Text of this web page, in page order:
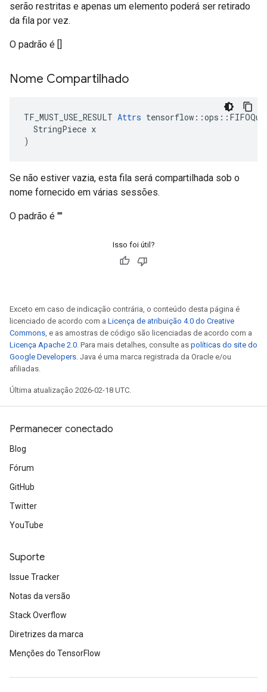
serão restritas e apenas um elemento poderá ser retirado
da fila por vez.
O padrão é []
Nome Compartilhado
TF_MUST_USE_RESULT Attrs
  StringPiece x
)
Se não estiver vazia, esta fila será compartilhada sob o
nome fornecido em várias sessões.
O padrão é ""
Isso foi útil?
Exceto em caso de indicação contrária, o conteúdo desta página é
licenciado de acordo com a Licença de atribuição 4.0 do Creative
Commons, e as amostras de código são licenciadas de acordo com a
Licença Apache 2.0. Para mais detalhes, consulte as políticas do site do
Google Developers. Java é uma marca registrada da Oracle e/ou
afiliadas.
Última atualização 2026-02-18 UTC.
Permanecer conectado
Blog
Fórum
GitHub
Twitter
YouTube
Suporte
Issue Tracker
Notas da versão
Stack Overflow
Diretrizes da marca
Menções do TensorFlow